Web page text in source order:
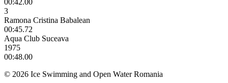
3
Ramona Cristina Babalean
00:45.72
Aqua Club Suceava
1975
00:48.00
© 2026 Ice Swimming and Open Water Romania